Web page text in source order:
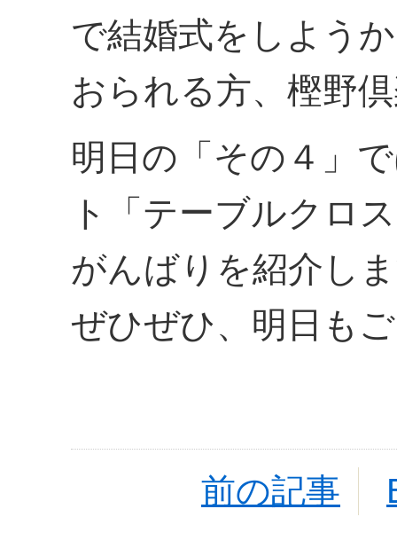
で結婚式をしよう
おられる方、樫野
明日の「その４」
ト「テーブルクロ
がんばりを紹介し
ぜひぜひ、明日も
前の記事